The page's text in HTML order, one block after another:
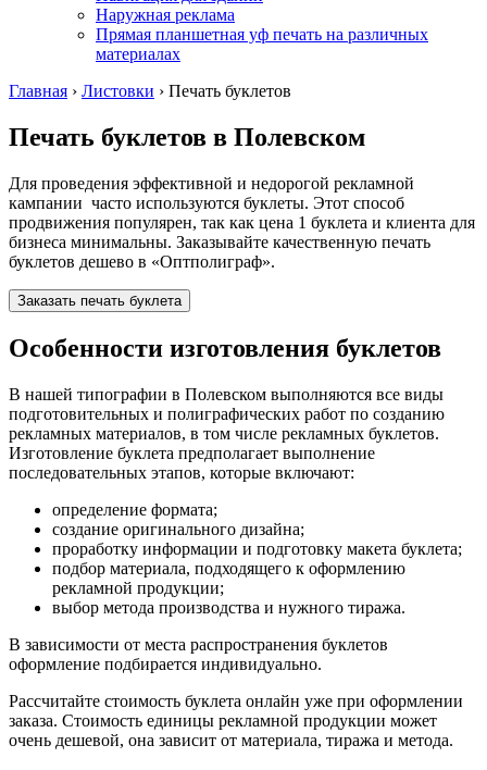
Наружная реклама
Прямая планшетная уф печать на различных
материалах
Главная › Листовки › Печать буклетов
Печать буклетов в Полевском
Для проведения эффективной и недорогой рекламной
кампании часто используются буклеты. Этот способ
продвижения популярен, так как цена 1 буклета и клиента для
бизнеса минимальны. Заказывайте качественную печать
буклетов дешево в «Оптполиграф».
Заказать печать буклета
Особенности изготовления буклетов
В нашей типографии в Полевском выполняются все виды
подготовительных и полиграфических работ по созданию
рекламных материалов, в том числе рекламных буклетов.
Изготовление буклета предполагает выполнение
последовательных этапов, которые включают:
определение формата;
создание оригинального дизайна;
проработку информации и подготовку макета буклета;
подбор материала, подходящего к оформлению
рекламной продукции;
выбор метода производства и нужного тиража.
В зависимости от места распространения буклетов
оформление подбирается индивидуально.
Рассчитайте стоимость буклета онлайн уже при оформлении
заказа. Стоимость единицы рекламной продукции может
очень дешевой, она зависит от материала, тиража и метода.